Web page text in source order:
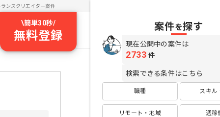
ランスクリエイター案件
\簡単30秒/
無料登録
案件を探す
現在公開中の案件は
2733 件
検索できる条件はこちら
職種 スキル
リモート・地域 週稼